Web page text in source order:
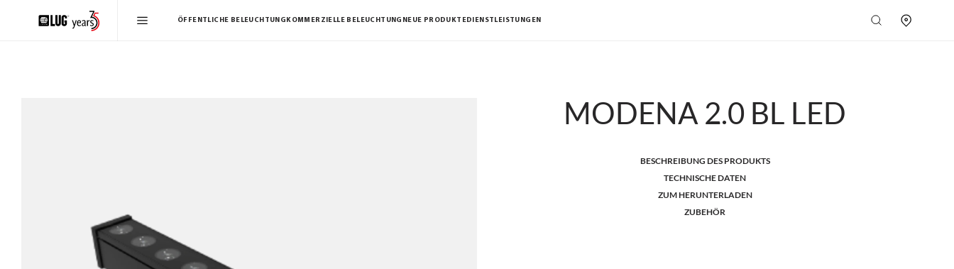
ÖFFENTLICHE BELEUCHTUNG KOMMERZIELLE BELEUCHTUNG NEUE PRODUKTEDIENSTLEISTUNGEN
MODENA 2.0 BL LED
BESCHREIBUNG DES PRODUKTS
TECHNISCHE DATEN
ZUM HERUNTERLADEN
ZUBEHÖR